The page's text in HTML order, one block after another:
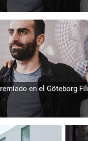
en el Göteborg